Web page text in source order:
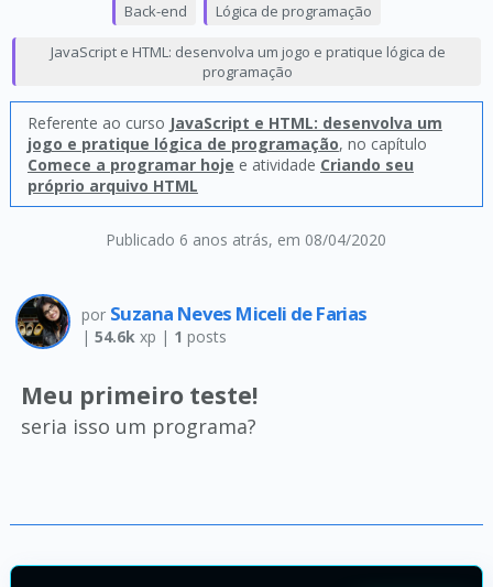
Publicado 6 anos atrás, em 08/04/2020
Back-end Lógica de programação
JavaScript e HTML: desenvolva um jogo e pratique lógica de
programação
Referente ao curso JavaScript e HTML: desenvolva um
jogo e pratique lógica de programação, no capítulo
Comece a programar hoje e atividade Criando seu
próprio arquivo HTML
por Suzana Neves Miceli de Farias
| 54.6kxp | 1 posts
Meu primeiro teste!
seria isso um programa?